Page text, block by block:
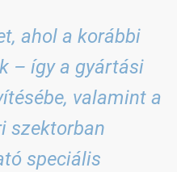
ahol a korábbi
– így a gyártási
valamint a
szektorban
speciális